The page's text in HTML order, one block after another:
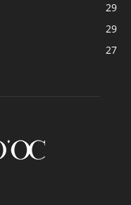
29
29
27